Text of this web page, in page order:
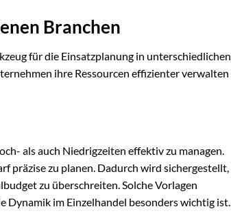
Branchen
für die Einsatzplanung in unterschiedlichen
ihre Ressourcen effizienter verwalten
als auch Niedrigzeiten effektiv zu managen.
präzise zu planen. Dadurch wird sichergestellt,
zu überschreiten. Solche Vorlagen
Dynamik im Einzelhandel besonders wichtig ist.